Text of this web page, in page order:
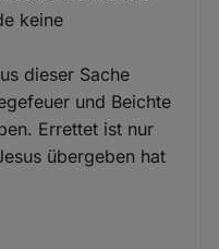
keine
dieser Sache
und Beichte
Errettet ist nur
übergeben hat